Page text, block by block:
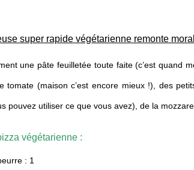
super rapide végétarienne remonte
une pâte feuilletée toute faite (c’est quand
tomate (maison c’est encore mieux !), des
pouvez utiliser ce que vous avez), de la
végétarienne :
: 1